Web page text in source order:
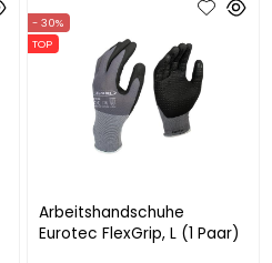
Arbeitshandschuhe
Eurotec FlexGrip, L (1 Paar)
- 30%
TOP